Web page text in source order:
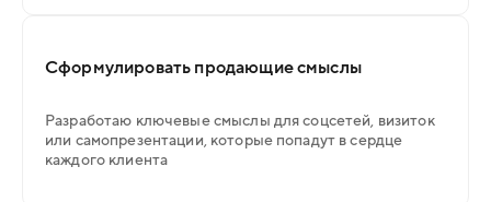
Сформулировать продающие смыслы
Разработаю ключевые смыслы для соцсетей, визиток
или самопрезентации, которые попадут в сердце
каждого клиента